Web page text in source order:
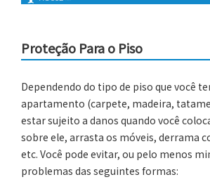
Proteção Para o Piso
Dependendo do tipo de piso que você
apartamento (carpete, madeira,
estar sujeito a danos quando você
sobre ele, arrasta os móveis, derrama
etc. Você pode evitar, ou pelo menos
problemas das seguintes formas: